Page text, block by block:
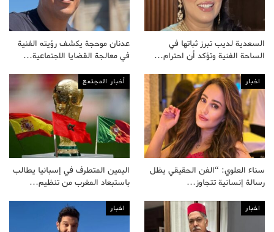
السعدية لديب تبرز ثباتها في
الساحة الفنية وتؤكد أن احترام…
عدنان موحجة يكشف رؤيته الفنية
في معالجة القضايا الاجتماعية…
اخبار
سناء العلوي: “الفن الحقيقي يظل
رسالة إنسانية تتجاوز…
أخبار المجتمع
اليمين المتطرف في إسبانيا يطالب
باستبعاد المغرب من تنظيم…
اخبار اخبار